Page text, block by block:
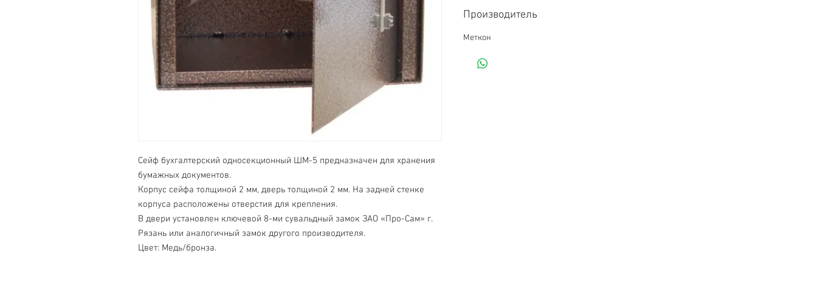
Сейф бухгалтерский односекционный ШМ-5 предназначен для хранения
бумажных документов.
Корпус сейфа толщиной 2 мм, дверь толщиной 2 мм. На задней стенке
корпуса расположены отверстия для крепления.
В двери установлен ключевой 8-ми сувальдный замок ЗАО «Про-Сам» г.
Рязань или аналогичный замок другого производителя.
Цвет: Медь/бронза.
Производитель
Меткон